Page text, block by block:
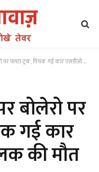
ट्रक, पिचक गई कार एसडीओ के चालक की मौत
बोलेरो पर
गई कार
की मौत